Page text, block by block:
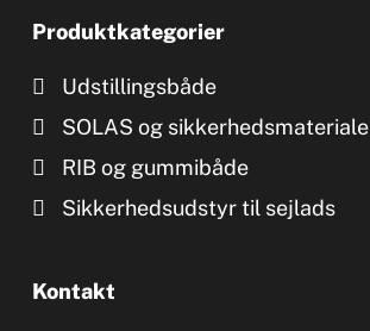
Produktkategorier
Udstillingsbåde
SOLAS og sikkerhedsmateriale
RIB og gummibåde
Sikkerhedsudstyr til sejlads
Kontakt